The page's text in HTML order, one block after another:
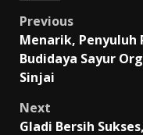
Post
navigation
Previous
Menarik,
Budidaya Sayur
Sinjai
Next
Gladi Bersih